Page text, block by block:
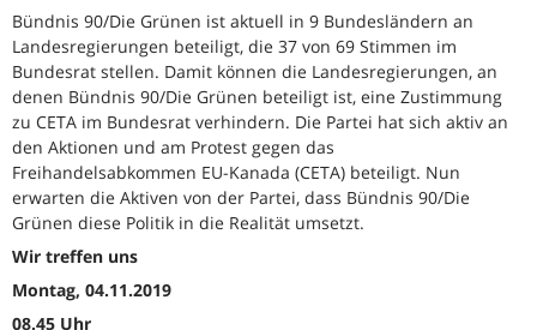
Bündnis 90/Die Grünen ist aktuell in 9 Bundesländern an
Landesregierungen beteiligt, die 37 von 69 Stimmen im
Bundesrat stellen. Damit können die Landesregierungen, an
denen Bündnis 90/Die Grünen beteiligt ist, eine Zustimmung
zu CETA im Bundesrat verhindern. Die Partei hat sich aktiv an
den Aktionen und am Protest gegen das
Freihandelsabkommen EU-Kanada (CETA) beteiligt. Nun
erwarten die Aktiven von der Partei, dass Bündnis 90/Die
Grünen diese Politik in die Realität umsetzt.
Wir treffen uns
Montag, 04.11.2019
08.45 Uhr